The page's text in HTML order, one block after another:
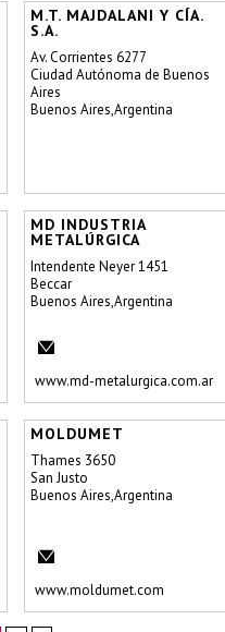
M.T. MAJDALANI Y CÍA.
S.A.
Av. Corrientes 6277
Ciudad Autónoma de Buenos
Aires
Buenos Aires,Argentina
MD INDUSTRIA
METALÚRGICA
Intendente Neyer 1451
Beccar
Buenos Aires,Argentina
www.md-metalurgica.com.ar
MOLDUMET
Thames 3650
San Justo
Buenos Aires,Argentina
www.moldumet.com